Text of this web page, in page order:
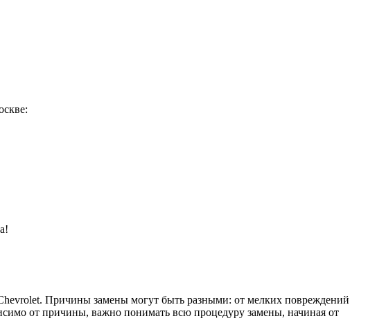
Причины замены могут быть разными: от мелких повреждений
от причины, важно понимать всю процедуру замены, начиная от